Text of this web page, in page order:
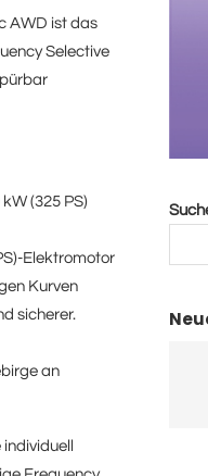
AWD ist das
Selective
(325 PS)
Elektromotor
Kurven
sicherer.
an